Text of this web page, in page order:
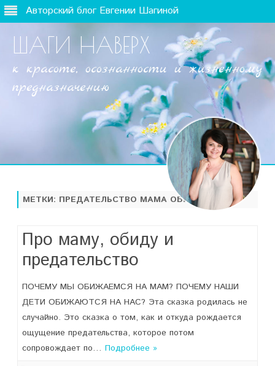
Авторский блог Евгении Шагиной
ШАГИ НАВЕРХ
к красоте, осознанности и жизненному
предназначению
МЕТКИ: ПРЕДАТЕЛЬСТВО МАМА ОБИДА
Про маму, обиду и
предательство
ПОЧЕМУ МЫ ОБИЖАЕМСЯ НА МАМ? ПОЧЕМУ НАШИ
ДЕТИ ОБИЖАЮТСЯ НА НАС? Эта сказка родилась не
случайно. Это сказка о том, как и откуда рождается
ощущение предательства, которое потом
сопровождает по… Подробнее »